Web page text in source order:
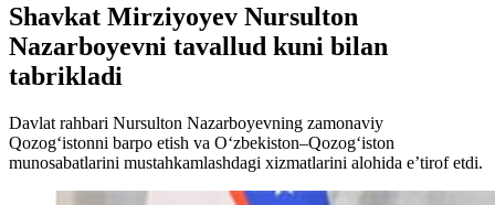
Shavkat Mirziyoyev Nursulton
Nazarboyevni tavallud kuni bilan
tabrikladi
Davlat rahbari Nursulton Nazarboyevning zamonaviy
Qozog‘istonni barpo etish va O‘zbekiston–Qozog‘iston
munosabatlarini mustahkamlashdagi xizmatlarini alohida e’tirof etdi.